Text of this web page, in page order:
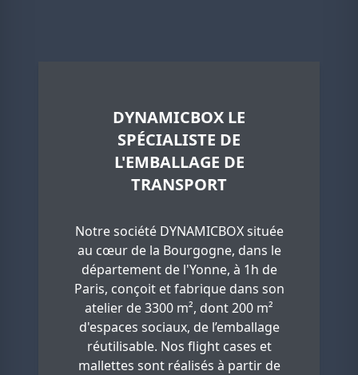
DYNAMICBOX LE
SPÉCIALISTE DE
L'EMBALLAGE DE
TRANSPORT
Notre société DYNAMICBOX située
au cœur de la Bourgogne, dans le
département de l'Yonne, à 1h de
Paris, conçoit et fabrique dans son
atelier de 3300 m², dont 200 m²
d'espaces sociaux, de l’emballage
réutilisable. Nos flight cases et
mallettes sont réalisés à partir de